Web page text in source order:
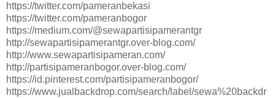
https://twitter.com/pameranbekasi
https://twitter.com/pameranbogor
https://medium.com/@sewapartisipamerantgr
http://sewapartisipamerantgr.over-blog.com/
http://www.sewapartisipameran.com/
http://partisipameranbogor.over-blog.com/
https://id.pinterest.com/partisipameranbogor/
https://www.jualbackdrop.com/search/label/sewa%20backdr